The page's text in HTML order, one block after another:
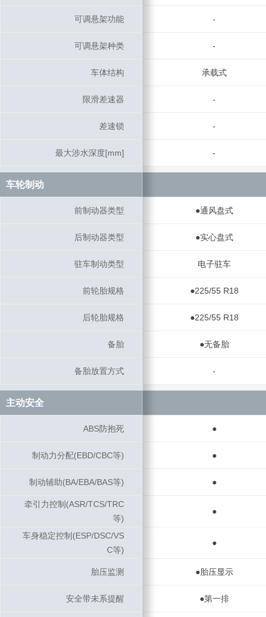
可调悬架功能 -
可调悬架种类 -
车体结构 承载式
限滑差速器 -
差速锁 -
最大涉水深度[mm] -
车轮制动
前制动器类型 ●通风盘式
后制动器类型 ●实心盘式
驻车制动类型 电子驻车
前轮胎规格 ●225/55 R18
后轮胎规格 ●225/55 R18
备胎 ●无备胎
备胎放置方式 -
主动安全
ABS防抱死 ●
制动力分配(EBD/CBC等) ●
制动辅助(BA/EBA/BAS等) ●
牵引力控制(ASR/TCS/TRC
等)
●
车身稳定控制(ESP/DSC/VS
C等)
●
胎压监测 ●胎压显示
安全带未系提醒 ●第一排
可调悬架功能
可调悬架种类
车体结构
限滑差速器
差速锁
最大涉水深度[mm]
车轮制动
前制动器类型
后制动器类型
驻车制动类型
前轮胎规格
后轮胎规格
备胎
备胎放置方式
主动安全
ABS防抱死
制动力分配(EBD/CBC等)
制动辅助(BA/EBA/BAS等)
牵引力控制(ASR/TCS/TRC
等)
车身稳定控制(ESP/DSC/VS
C等)
胎压监测
安全带未系提醒